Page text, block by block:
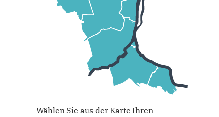
Wählen Sie aus der Karte Ihren